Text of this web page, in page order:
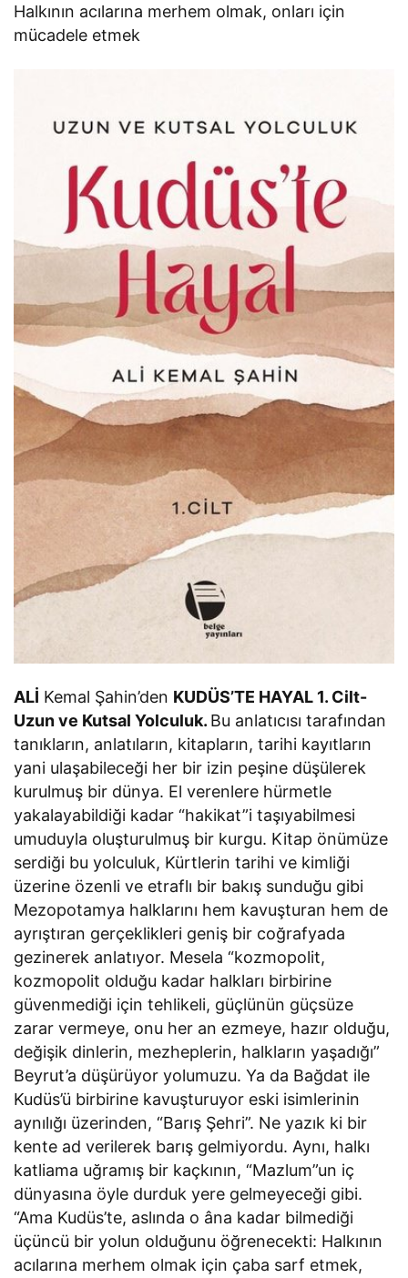
Halkının acılarına merhem olmak, onları için
mücadele etmek
ALİ Kemal Şahin’den KUDÜS’TE HAYAL 1. Cilt-
Uzun ve Kutsal Yolculuk. Bu anlatıcısı tarafından
tanıkların, anlatıların, kitapların, tarihi kayıtların
yani ulaşabileceği her bir izin peşine düşülerek
kurulmuş bir dünya. El verenlere hürmetle
yakalayabildiği kadar “hakikat”i taşıyabilmesi
umuduyla oluşturulmuş bir kurgu. Kitap önümüze
serdiği bu yolculuk, Kürtlerin tarihi ve kimliği
üzerine özenli ve etraflı bir bakış sunduğu gibi
Mezopotamya halklarını hem kavuşturan hem de
ayrıştıran gerçeklikleri geniş bir coğrafyada
gezinerek anlatıyor. Mesela “kozmopolit,
kozmopolit olduğu kadar halkları birbirine
güvenmediği için tehlikeli, güçlünün güçsüze
zarar vermeye, onu her an ezmeye, hazır olduğu,
değişik dinlerin, mezheplerin, halkların yaşadığı”
Beyrut’a düşürüyor yolumuzu. Ya da Bağdat ile
Kudüs’ü birbirine kavuşturuyor eski isimlerinin
aynılığı üzerinden, “Barış Şehri”. Ne yazık ki bir
kente ad verilerek barış gelmiyordu. Aynı, halkı
katliama uğramış bir kaçkının, “Mazlum”un iç
dünyasına öyle durduk yere gelmeyeceği gibi.
“Ama Kudüs’te, aslında o âna kadar bilmediği
üçüncü bir yolun olduğunu öğrenecekti: Halkının
acılarına merhem olmak için çaba sarf etmek,